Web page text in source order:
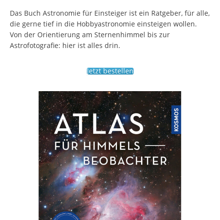
Das Buch Astronomie für Einsteiger ist ein Ratgeber, für alle,
die gerne tief in die Hobbyastronomie einsteigen wollen.
Von der Orientierung am Sternenhimmel bis zur
Astrofotografie: hier ist alles drin.
Jetzt bestellen